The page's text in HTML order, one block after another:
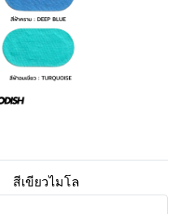
สีเขียวไมโล